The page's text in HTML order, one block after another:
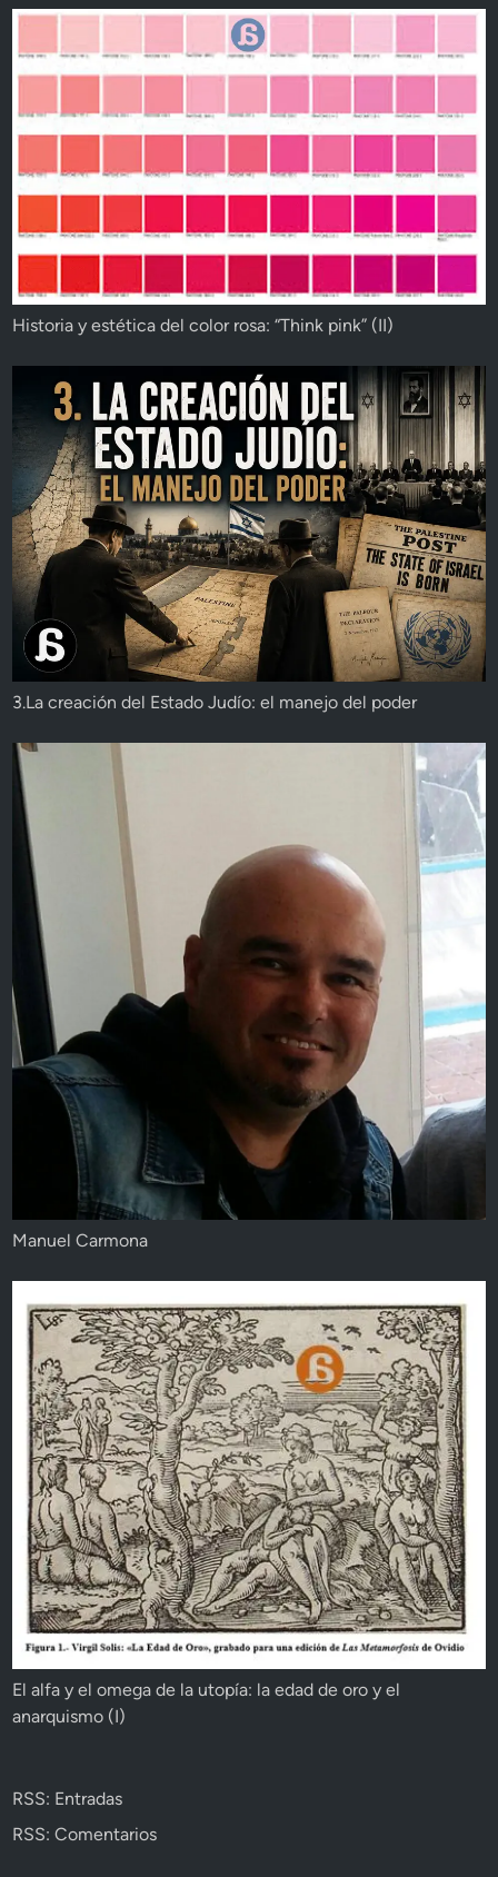
Historia y estética del color rosa: “Think pink” (II)
3.La creación del Estado Judío: el manejo del poder
Manuel Carmona
El alfa y el omega de la utopía: la edad de oro y el
anarquismo (I)
RSS: Entradas
RSS: Comentarios